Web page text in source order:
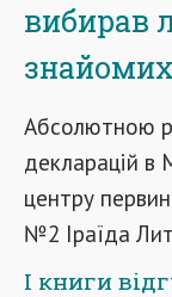
вибирав
Абсолютною
декларацій в
центру
№2 Іраїда
І книги